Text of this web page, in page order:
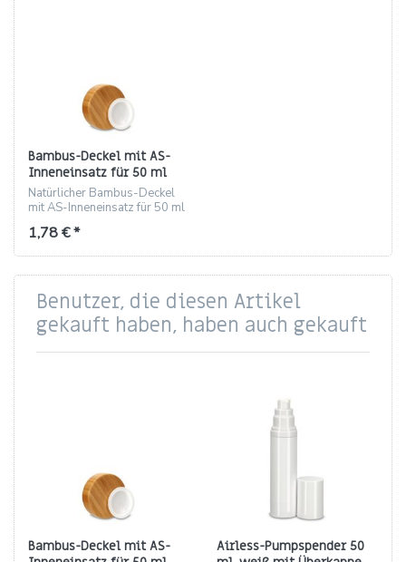
Bambus-Deckel mit AS-
Inneneinsatz für 50 ml
Tiegel (ND 61) – inkl.
Einlegedeckel
Natürlicher Bambus-Deckel
mit AS-Inneneinsatz für 50 ml
1,78 € *
Benutzer, die diesen Artikel
gekauft haben, haben auch gekauft
Bambus-Deckel mit AS-
Airless-Pumpspender 50